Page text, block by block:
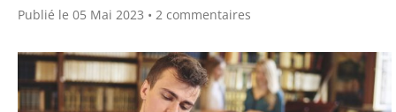
Publié le 05 Mai 2023 • 2 commentaires